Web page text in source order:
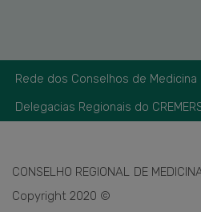
Rede dos Conselhos de Medicina
Delegacias Regionais do
CONSELHO REGIONAL DE
Copyright 2020 ©